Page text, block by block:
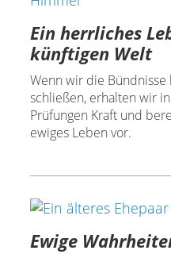
Ein herrliches
künftigen Welt
Wenn wir die
schließen, erhalten wir
Prüfungen Kraft und
ewiges Leben vor.
Ewige